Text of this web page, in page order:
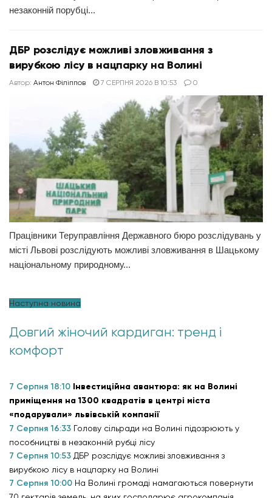
незаконній порубці...
ДБР розслідує можливі зловживання з
вирубкою лісу в нацпарку на Волині
Автор: Антон Філіппов 7 СЕРПНЯ 2026 В 10:53 0
Працівники Теруправління Державного бюро розслідувань у
місті Львові розслідують можливі зловживання в Шацькому
національному природному...
Наступна новина
Довгий жіночий кардиган: тренд і
комфорт
7 Серпня 18:10 Інвестиційна авантюра: як на Волині
приміщення на 1300 квадратів в центрі міста
«подарували» львівській компанії
7 Серпня 16:33 Голову сільради на Волині підозрюють у
пособництві в незаконній рубці лісу
7 Серпня 10:53 ДБР розслідує можливі зловживання з
вирубкою лісу в нацпарку на Волині
7 Серпня 10:00 На Волині громаді намагаються повернути